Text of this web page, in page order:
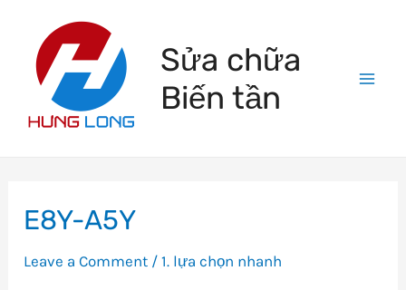
content
Sửa chữa
Biến tần
E8Y-A5Y
Leave a Comment /1. lựa chọn nhanh